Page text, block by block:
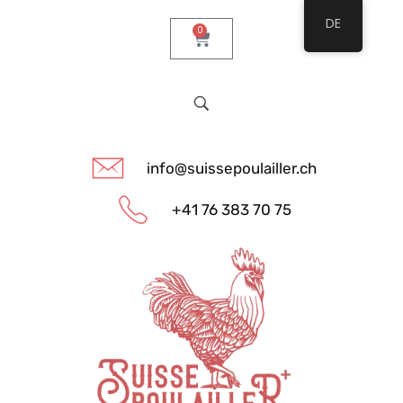
0
info@suissepoulailler.ch
+41 76 383 70 75
DE